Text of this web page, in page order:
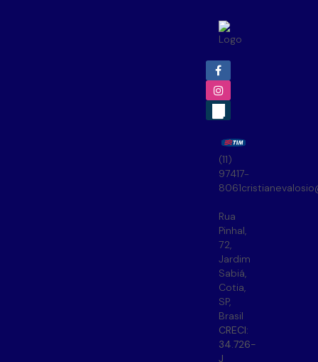
(11)
97417-
8061
Rua
Pinhal,
72,
Jardim
Sabiá,
Cotia,
SP,
Brasil
CRECI:
34.726-
J